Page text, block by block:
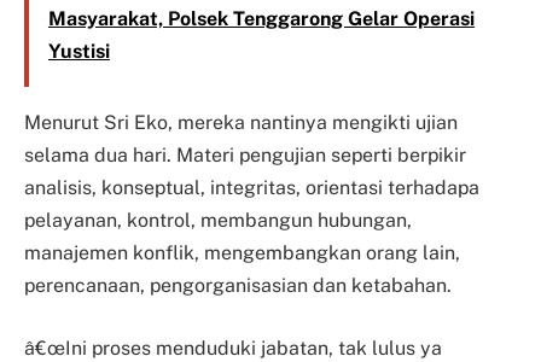
Masyarakat, Polsek Tenggarong Gelar Operasi
Yustisi
Menurut Sri Eko, mereka nantinya mengikti ujian
selama dua hari. Materi pengujian seperti berpikir
analisis, konseptual, integritas, orientasi terhadapa
pelayanan, kontrol, membangun hubungan,
manajemen konflik, mengembangkan orang lain,
perencanaan, pengorganisasian dan ketabahan.
â€œIni proses menduduki jabatan, tak lulus ya